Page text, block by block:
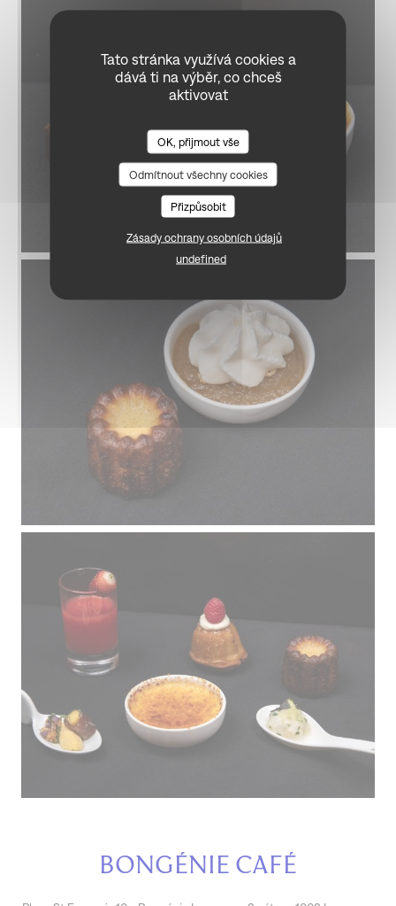
Tato stránka využívá cookies a
dává ti na výběr, co chceš
aktivovat
OK, přijmout vše
Odmítnout všechny cookies
Přizpůsobit
Zásady ochrany osobních údajů
undefined
Bongénie Café
BONGÉNIE CAFÉ